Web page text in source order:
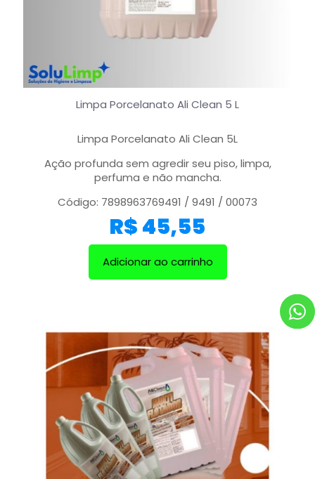
Limpa Porcelanato Ali Clean 5 L
Limpa Porcelanato Ali Clean 5L
Ação profunda sem agredir seu piso, limpa,
perfuma e não mancha.
Código: 7898963769491 / 9491 / 00073
R$45,55
Adicionar ao carrinho